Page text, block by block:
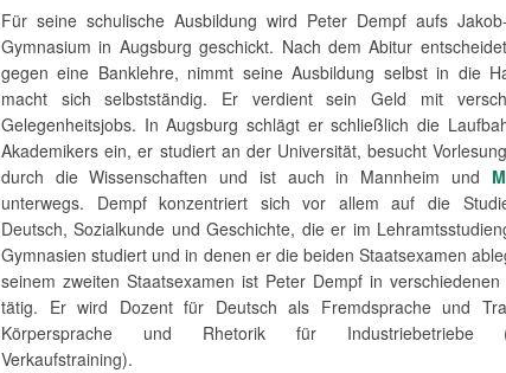
Für seine schulische Ausbildung wird Peter Dempf aufs
Gymnasium in Augsburg geschickt. Nach dem Abitur
gegen eine Banklehre, nimmt seine Ausbildung selbst in die
macht sich selbstständig. Er verdient sein Geld mit
Gelegenheitsjobs. In Augsburg schlägt er schließlich die
Akademikers ein, er studiert an der Universität, besucht
durch die Wissenschaften und ist auch in Mannheim und
unterwegs. Dempf konzentriert sich vor allem auf die
Deutsch, Sozialkunde und Geschichte, die er im
Gymnasien studiert und in denen er die beiden Staatsexamen
seinem zweiten Staatsexamen ist Peter Dempf in verschiedenen
tätig. Er wird Dozent für Deutsch als Fremdsprache und
Körpersprache und Rhetorik für Industriebetriebe
Verkaufstraining).